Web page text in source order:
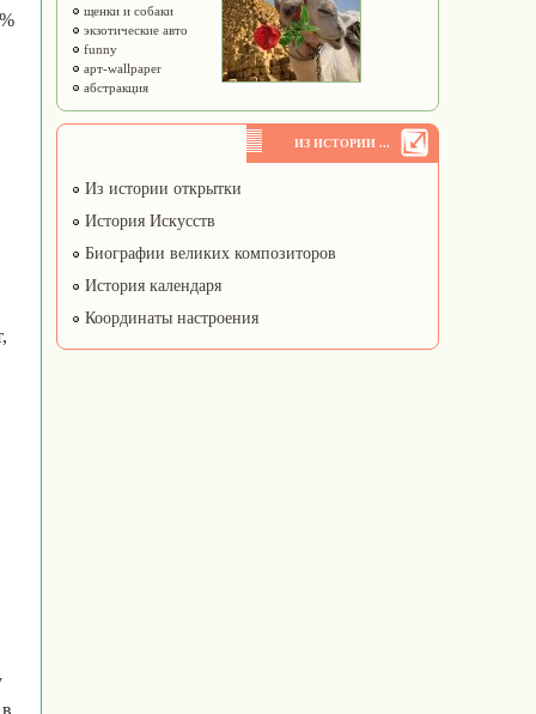
щенки и собаки
экзотические авто
funny
арт-wallpaper
абстракция
ИЗ ИСТОРИИ ...
Из истории открытки
История Искусств
Биографии великих композиторов
История календаря
Координаты настроения